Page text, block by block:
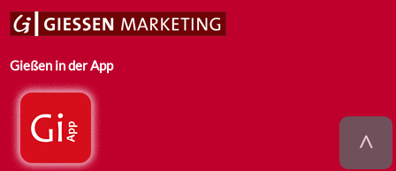
Gießen in der App